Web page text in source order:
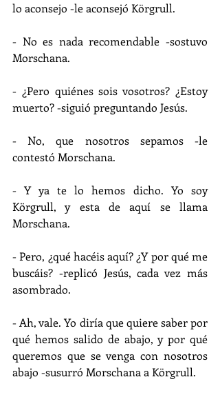
lo aconsejo -le aconsejó Körgrull.
- No es nada recomendable -sostuvo
Morschana.
- ¿Pero quiénes sois vosotros? ¿Estoy
muerto? -siguió preguntando Jesús.
- No, que nosotros sepamos -le
contestó Morschana.
- Y ya te lo hemos dicho. Yo soy
Körgrull, y esta de aquí se llama
Morschana.
- Pero, ¿qué hacéis aquí? ¿Y por qué me
buscáis? -replicó Jesús, cada vez más
asombrado.
- Ah, vale. Yo diría que quiere saber por
qué hemos salido de abajo, y por qué
queremos que se venga con nosotros
abajo -susurró Morschana a Körgrull.